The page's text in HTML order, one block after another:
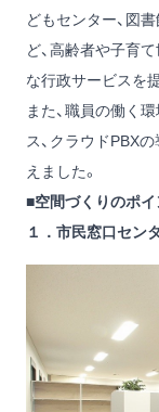
どもセンター、図
ど、高齢者や子育
な行政サービスを
また、職員の働く
ス、クラウドPBX
えました。
■空間づくりのポイ
１．市民窓口セン